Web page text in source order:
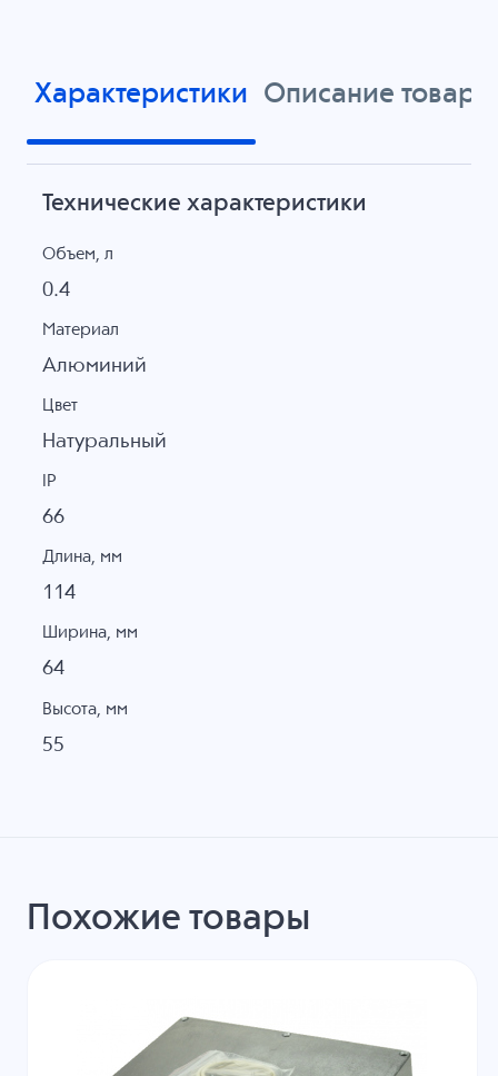
Характеристики Описание товара
Технические характеристики
Объем, л
0.4
Материал
Алюминий
Цвет
Натуральный
IP
66
Длина, мм
114
Ширина, мм
64
Высота, мм
55
Похожие товары